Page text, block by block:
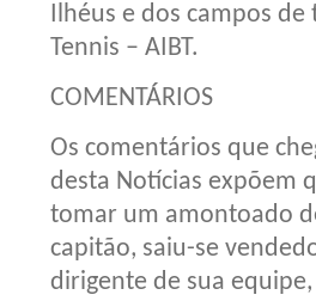
Ilhéus e dos campos de
Tennis – AIBT.
COMENTÁRIOS
Os comentários que
desta Notícias expõem
tomar um amontoado
capitão, saiu-se
dirigente de sua